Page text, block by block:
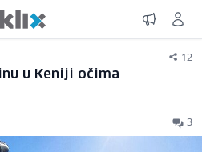
12
u Keniji očima
3